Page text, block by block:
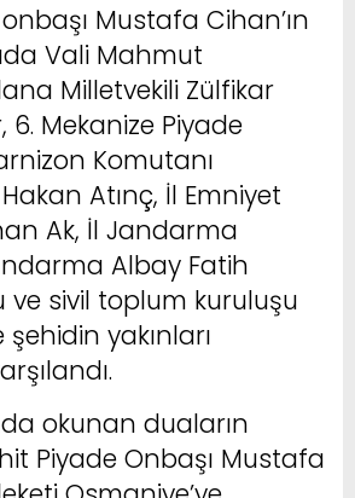
Mustafa Cihan’ın
Vali Mahmut
Milletvekili Zülfikar
6. Mekanize Piyade
Komutanı
Atınç, İl Emniyet
Ak, İl Jandarma
Albay Fatih
ve sivil toplum kuruluşu
yakınları
okunan duaların
Piyade Onbaşı Mustafa